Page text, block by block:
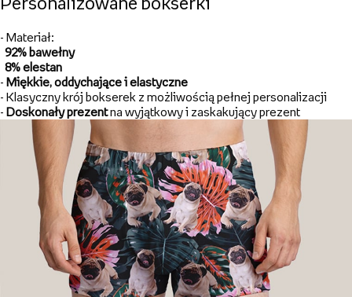
- Materiał:
92% bawełny
8% elestan
- Miękkie, oddychające i elastyczne
- Klasyczny krój bokserek z możliwością pełnej personalizacji
- Doskonały prezentna wyjątkowy i zaskakujący prezent